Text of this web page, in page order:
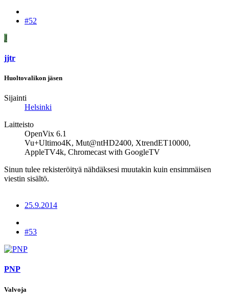
#52
J
jjtr
Huoltovalikon jäsen
Sijainti
Helsinki
Laitteisto
OpenVix 6.1
Vu+Ultimo4K, Mut@ntHD2400, XtrendET10000,
AppleTV4k, Chromecast with GoogleTV
Sinun tulee rekisteröityä nähdäksesi muutakin kuin ensimmäisen
viestin sisältö.
25.9.2014
#53
PNP
Valvoja